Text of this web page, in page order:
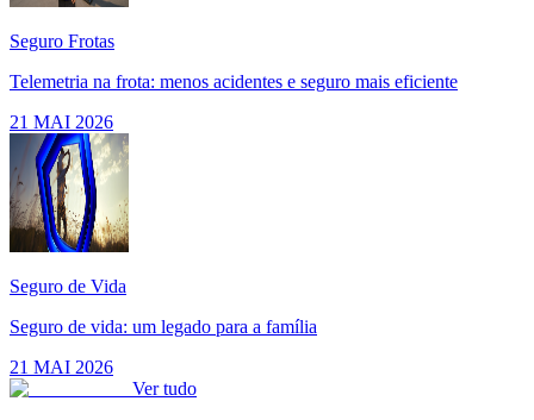
Seguro Frotas
Telemetria na frota: menos acidentes e seguro mais eficiente
21 MAI 2026
Seguro de Vida
Seguro de vida: um legado para a família
21 MAI 2026
Ver tudo